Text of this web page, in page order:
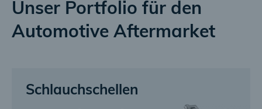
Unser Portfolio für den
Automotive Aftermarket
Schlauchschellen